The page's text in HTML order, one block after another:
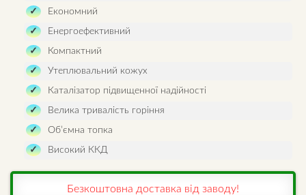
Економний
Енергоефективний
Компактний
Утеплювальний кожух
Каталізатор підвищенної надійності
Велика тривалість горіння
Об’ємна топка
Високий ККД
Безкоштовна доставка від заводу!